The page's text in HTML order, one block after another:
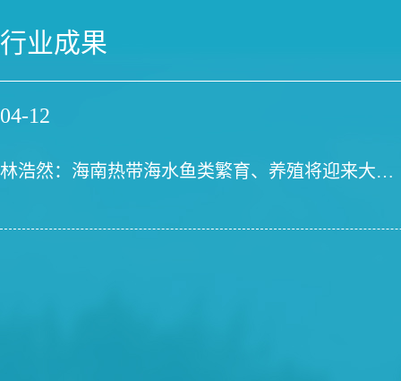
行业成果
04-12
林浩然：海南热带海水鱼类繁育、养殖将迎来大发展！